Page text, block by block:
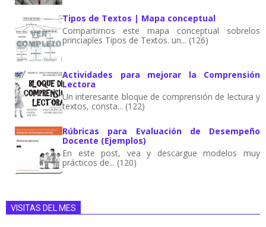
Tipos de Textos | Mapa conceptual
Compartimos este mapa conceptual sobrelos
princiaples Tipos de Textos. un... (126)
Actividades para mejorar la Comprensión
Lectora
Un interesante bloque de comprensión de lectura y
textos, consta... (122)
Rúbricas para Evaluación de Desempeño
Docente (Ejemplos)
En este post, vea y descargue modelos muy
prácticos de... (120)
VISITAS DEL MES